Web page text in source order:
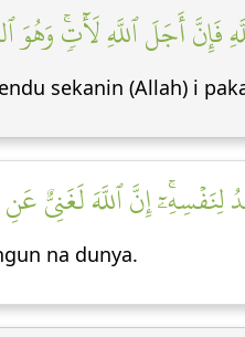
فَإِنَّ أَجَلَ ٱللَّهِ لَأٓتٖۚ وَهُوَ
sekanin (Allah) i
إِنَّ ٱللَّهَ لَغَنِيٌّ عَنِ
na dunya.